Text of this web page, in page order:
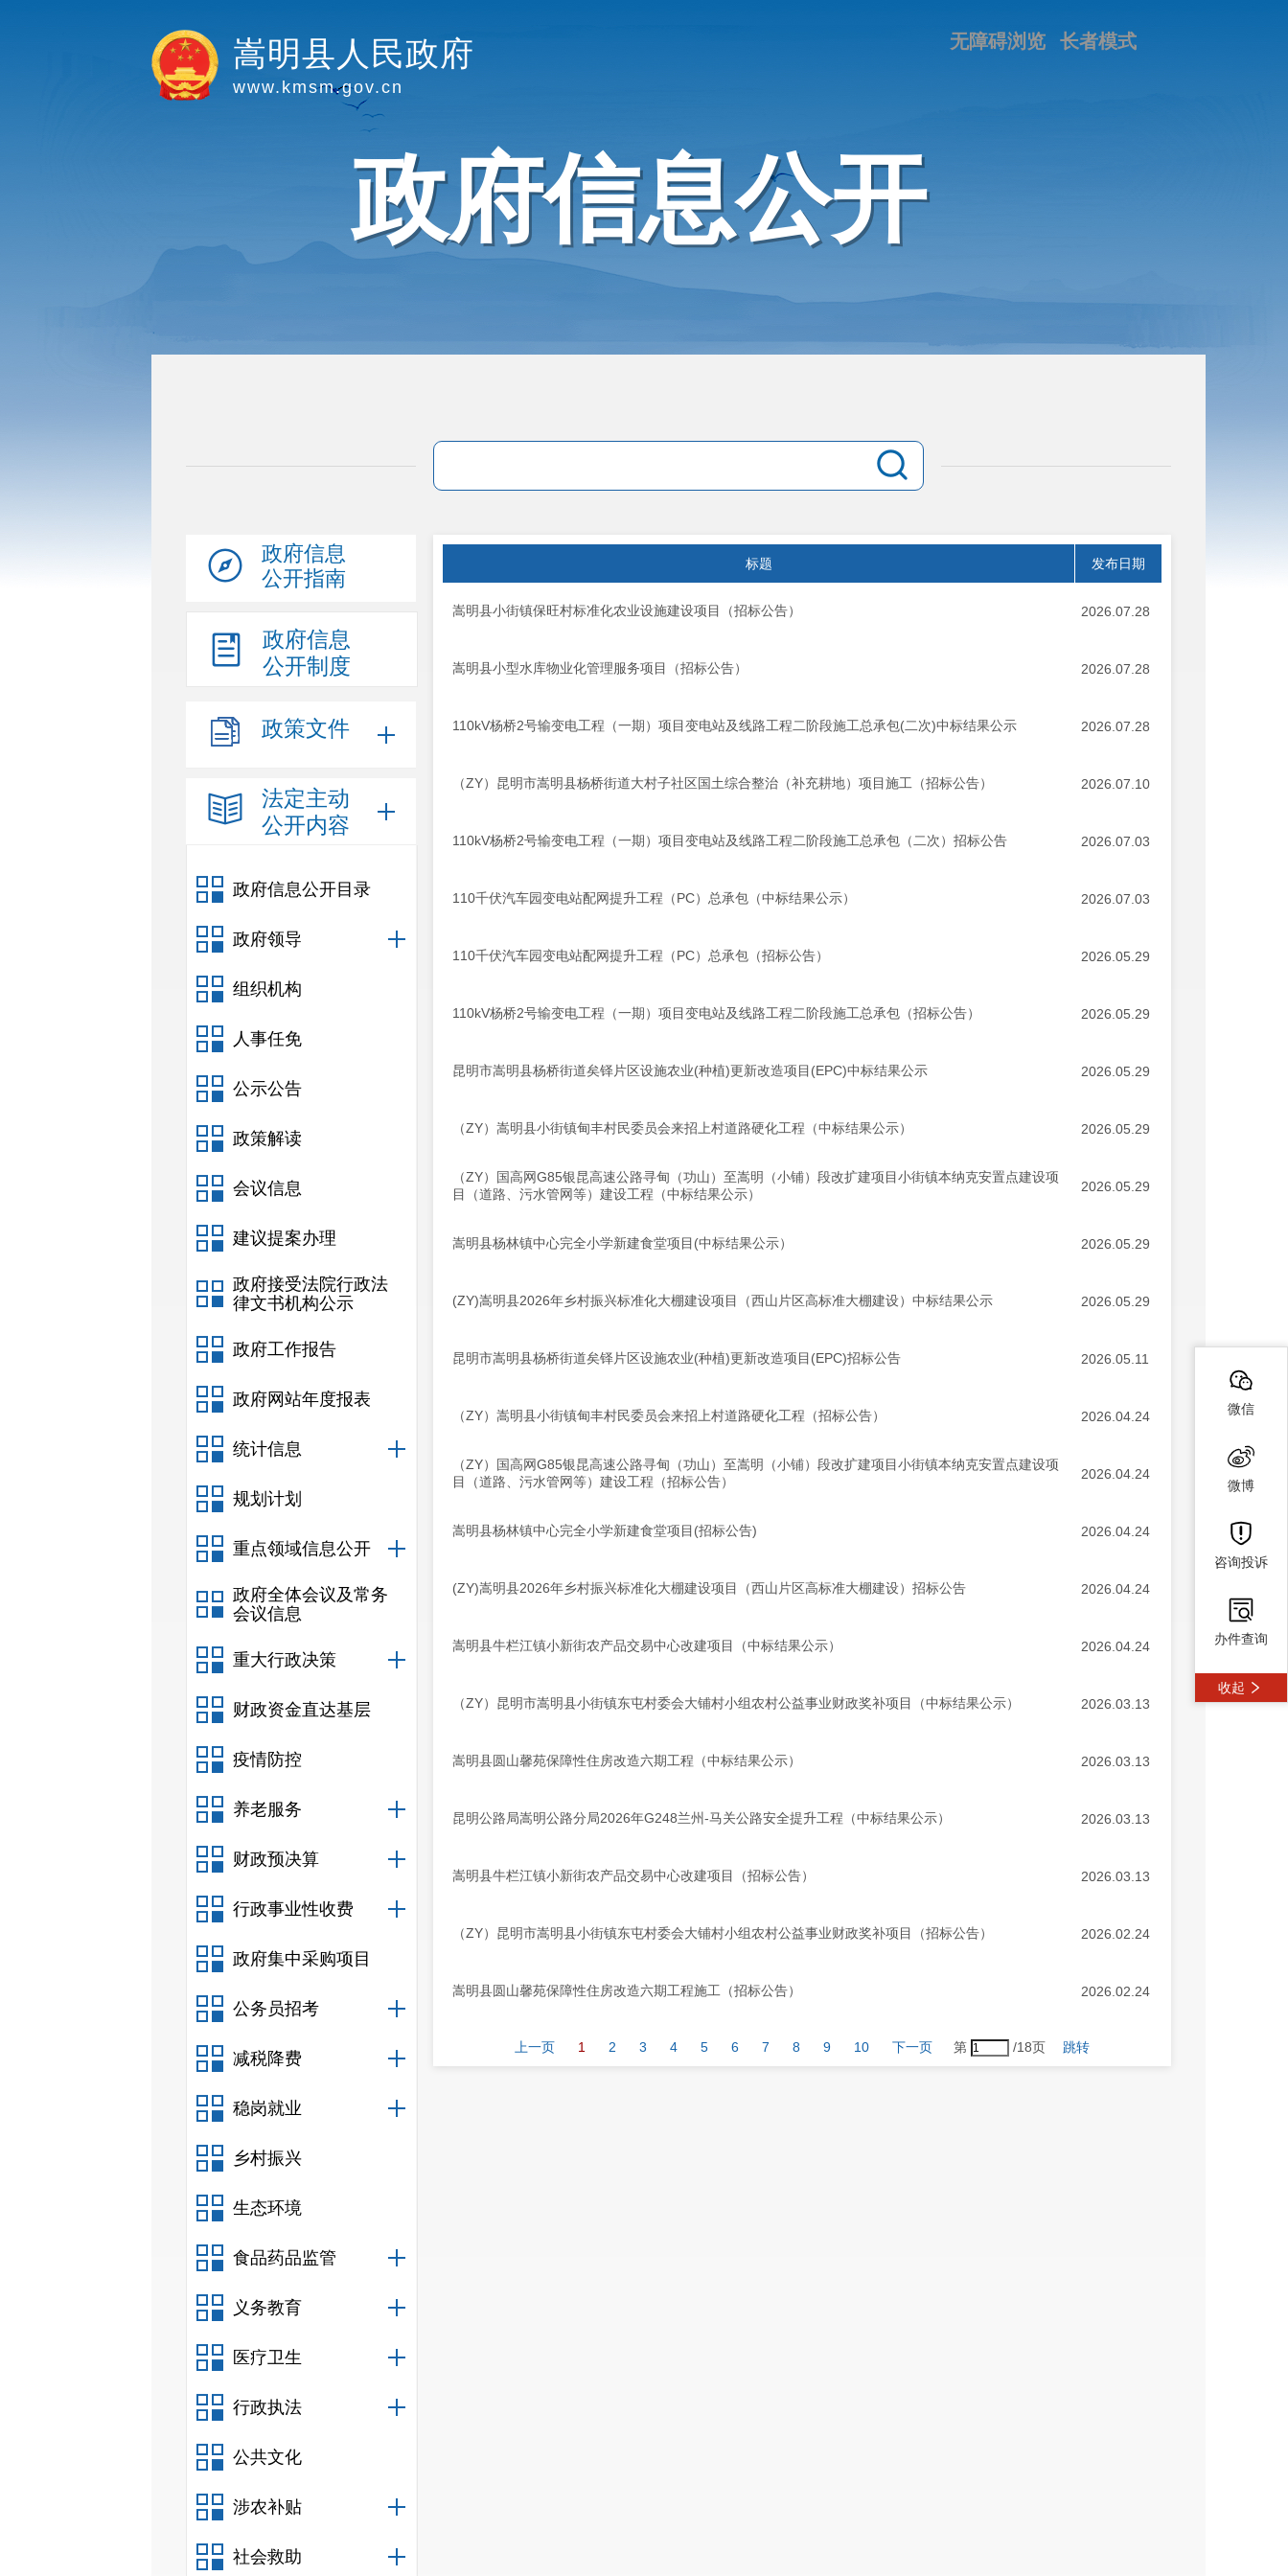
长者模式
无障碍浏览
嵩明县人民政府
www.kmsm.gov.cn
政府信息公开
政府信息
公开指南
政府信息
公开制度
政策文件
法定主动
公开内容
政府信息公开目录
政府领导
组织机构
人事任免
公示公告
政策解读
会议信息
建议提案办理
政府接受法院行政法
律文书机构公示
政府工作报告
政府网站年度报表
统计信息
规划计划
重点领域信息公开
政府全体会议及常务
会议信息
重大行政决策
财政资金直达基层
疫情防控
养老服务
财政预决算
行政事业性收费
政府集中采购项目
公务员招考
减税降费
稳岗就业
乡村振兴
生态环境
食品药品监管
义务教育
医疗卫生
行政执法
公共文化
涉农补贴
社会救助
标题 发布日期
嵩明县小街镇保旺村标准化农业设施建设项目（招标公告） 2026.07.28
嵩明县小型水库物业化管理服务项目（招标公告） 2026.07.28
110kV杨桥2号输变电工程（一期）项目变电站及线路工程二阶段施工总承包(二次)中标结果公示 2026.07.28
（ZY）昆明市嵩明县杨桥街道大村子社区国土综合整治（补充耕地）项目施工（招标公告） 2026.07.10
110kV杨桥2号输变电工程（一期）项目变电站及线路工程二阶段施工总承包（二次）招标公告 2026.07.03
110千伏汽车园变电站配网提升工程（PC）总承包（中标结果公示） 2026.07.03
110千伏汽车园变电站配网提升工程（PC）总承包（招标公告） 2026.05.29
110kV杨桥2号输变电工程（一期）项目变电站及线路工程二阶段施工总承包（招标公告） 2026.05.29
昆明市嵩明县杨桥街道矣铎片区设施农业(种植)更新改造项目(EPC)中标结果公示 2026.05.29
（ZY）嵩明县小街镇甸丰村民委员会来招上村道路硬化工程（中标结果公示） 2026.05.29
（ZY）国高网G85银昆高速公路寻甸（功山）至嵩明（小铺）段改扩建项目小街镇本纳克安置点建设项
目（道路、污水管网等）建设工程（中标结果公示）
2026.05.29
嵩明县杨林镇中心完全小学新建食堂项目(中标结果公示） 2026.05.29
(ZY)嵩明县2026年乡村振兴标准化大棚建设项目（西山片区高标准大棚建设）中标结果公示 2026.05.29
昆明市嵩明县杨桥街道矣铎片区设施农业(种植)更新改造项目(EPC)招标公告 2026.05.11
（ZY）嵩明县小街镇甸丰村民委员会来招上村道路硬化工程（招标公告） 2026.04.24
（ZY）国高网G85银昆高速公路寻甸（功山）至嵩明（小铺）段改扩建项目小街镇本纳克安置点建设项
目（道路、污水管网等）建设工程（招标公告）
2026.04.24
嵩明县杨林镇中心完全小学新建食堂项目(招标公告) 2026.04.24
(ZY)嵩明县2026年乡村振兴标准化大棚建设项目（西山片区高标准大棚建设）招标公告 2026.04.24
嵩明县牛栏江镇小新街农产品交易中心改建项目（中标结果公示） 2026.04.24
（ZY）昆明市嵩明县小街镇东屯村委会大铺村小组农村公益事业财政奖补项目（中标结果公示） 2026.03.13
嵩明县圆山馨苑保障性住房改造六期工程（中标结果公示） 2026.03.13
昆明公路局嵩明公路分局2026年G248兰州-马关公路安全提升工程（中标结果公示） 2026.03.13
嵩明县牛栏江镇小新街农产品交易中心改建项目（招标公告） 2026.03.13
（ZY）昆明市嵩明县小街镇东屯村委会大铺村小组农村公益事业财政奖补项目（招标公告） 2026.02.24
嵩明县圆山馨苑保障性住房改造六期工程施工（招标公告） 2026.02.24
上一页 1 2 3 4 5 6 7 8 9 10 下一页 第 /18页 跳转
微信
微博
咨询投诉
办件查询
收起